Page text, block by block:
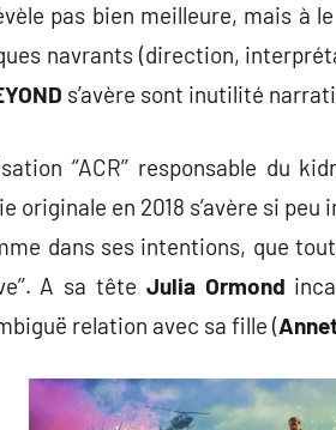
pas bien meilleure, mais à
navrants (direction,
s’avère sont inutilité
‘’ACR’’ responsable du
originale en 2018 s’avère si
dans ses intentions, que
A sa tête Julia Ormond
relation avec sa fille (